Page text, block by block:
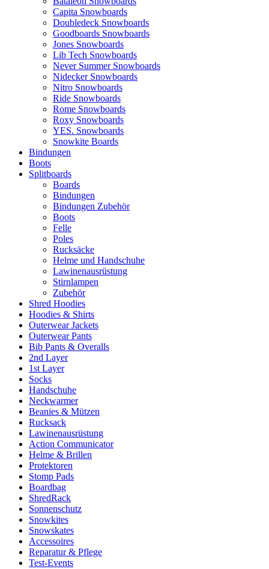
Capita Snowboards
Doubledeck Snowboards
Goodboards Snowboards
Jones Snowboards
Lib Tech Snowboards
Never Summer Snowboards
Nidecker Snowboards
Nitro Snowboards
Ride Snowboards
Rome Snowboards
Roxy Snowboards
YES. Snowboards
Snowkite Boards
Bindungen
Boots
Splitboards
Boards
Bindungen
Bindungen Zubehör
Boots
Felle
Poles
Rucksäcke
Helme und Handschuhe
Lawinenausrüstung
Stirnlampen
Zubehör
Shred Hoodies
Hoodies & Shirts
Outerwear Jackets
Outerwear Pants
Bib Pants & Overalls
2nd Layer
1st Layer
Socks
Handschuhe
Neckwarmer
Beanies & Mützen
Rucksack
Lawinenausrüstung
Action Communicator
Helme & Brillen
Protektoren
Stomp Pads
Boardbag
ShredRack
Sonnenschutz
Snowkites
Snowskates
Accessoires
Reparatur & Pflege
Test-Events